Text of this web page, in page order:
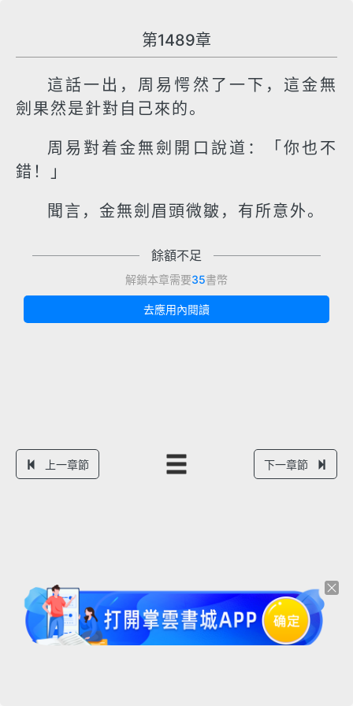
第1489章
這話一出，周易愕然了一下，這金無
劍果然是針對自己來的。
周易對着金無劍開口說道：「你也不
錯！」
聞言，金無劍眉頭微皺，有所意外。
餘額不足
解鎖本章需要35書幣
去應用內閱讀
上一章節 下一章節